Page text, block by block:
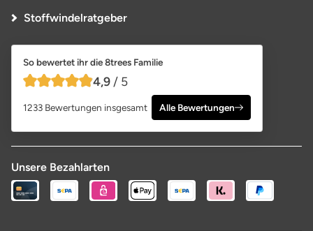
Stoffwindelratgeber
So bewertet ihr die 8trees Familie
4,9 von 5 Sternen
4,9 / 5
1233 Bewertungen insgesamt Alle Bewertungen
Unsere Bezahlarten